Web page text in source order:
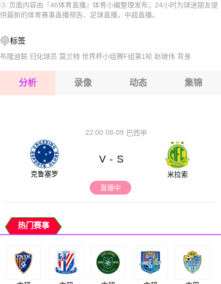
2026-08-17 【中超】 山东泰山VS云南玉昆
2026-08-17 【中超】 山东泰山VS云南玉昆
2026-08-17 【中超】 山东泰山VS云南玉昆
③.页面内容由『46体育直播』体育小编整理发布；24小时为球迷朋友提
供最新的体育赛事直播预告、足球直播，中超直播。
标签
布隆迪联 归化球员 莫兰特 世界杯小组赛F组第1轮 赵继伟 背身
分析 录像 动态 集锦
08-09
22:00 巴西甲
克鲁塞罗
V - S
米拉索
直播中
热门赛事